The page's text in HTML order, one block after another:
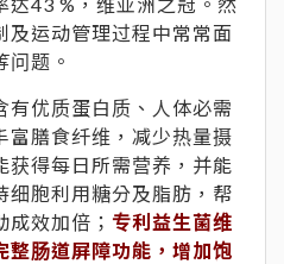
及运动管理过程中常常面
问题。
有优质蛋白质、人体必需
富膳食纤维，减少热量摄
获得每日所需营养，并能
细胞利用糖分及脂肪，帮
效加倍； 专利益生菌维
整肠道屏障功能，增加饱